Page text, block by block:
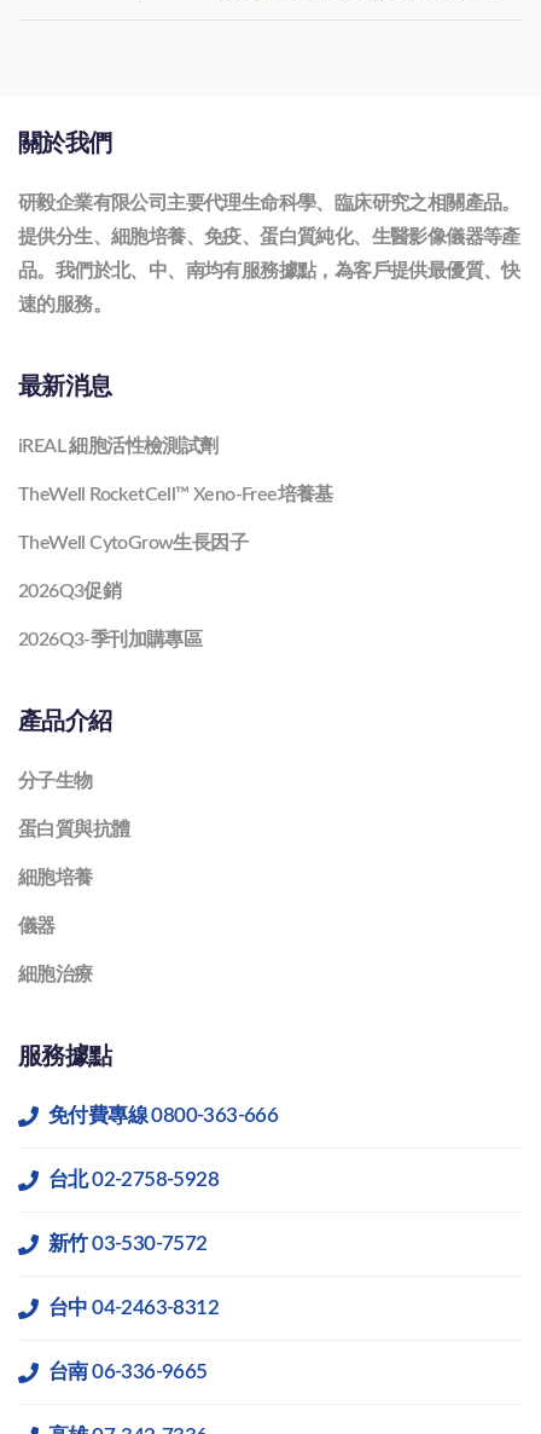
關於我們
研毅企業有限公司主要代理生命科學、臨床研究之相關產品。
提供分生、細胞培養、免疫、蛋白質純化、生醫影像儀器等產
品。我們於北、中、南均有服務據點，為客戶提供最優質、快
速的服務。
最新消息
iREAL 細胞活性檢測試劑
TheWell RocketCell™ Xeno-Free培養基
TheWell CytoGrow生長因子
2026Q3促銷
2026Q3-季刊加購專區
產品介紹
分子生物
蛋白質與抗體
細胞培養
儀器
細胞治療
服務據點
免付費專線 0800-363-666
台北 02-2758-5928
新竹 03-530-7572
台中 04-2463-8312
台南 06-336-9665